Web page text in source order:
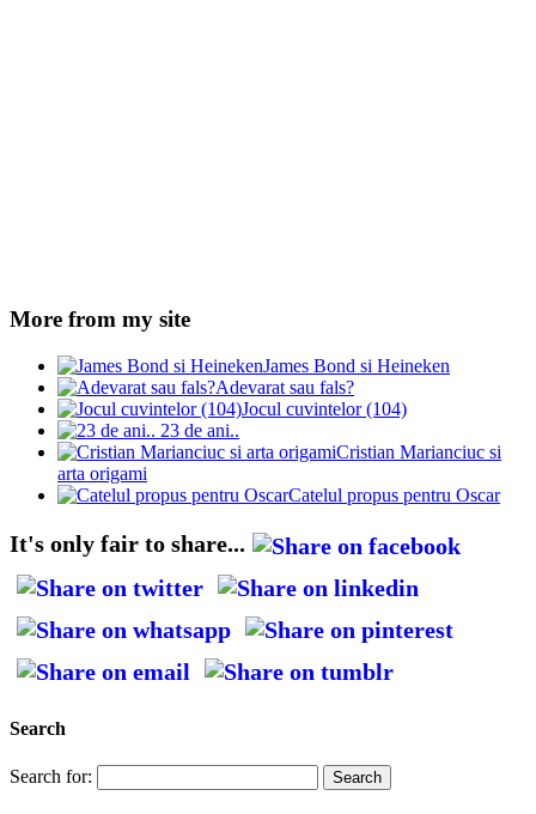
More from my site
James Bond si Heineken
Adevarat sau fals?
Jocul cuvintelor (104)
23 de ani..
Cristian Marianciuc si
arta origami
Catelul propus pentru Oscar
It's only fair to share...
Search
Search for: